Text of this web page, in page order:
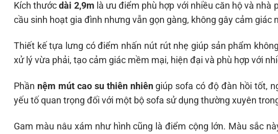
Kích thướcdài 2,9m là ưu điểm phù hợp với nhiều căn hộ và
cầu sinh hoạt gia đình nhưng vẫn gọn gàng, không gây cảm giác
Thiết kế tựa lưng có điểm nhấn nút rút nhẹ giúp sản phẩm
xử lý vừa phải, tạo cảm giác mềm mại, hiện đại và phù hợp với
Phần nệm mút cao su thiên nhiêngiúp sofa có độ đàn hồi tốt,
yếu tố quan trọng đối với một bộ sofa sử dụng thường xuyên
Gam màu nâu xám như hình cũng là điểm cộng lớn. Màu sắc